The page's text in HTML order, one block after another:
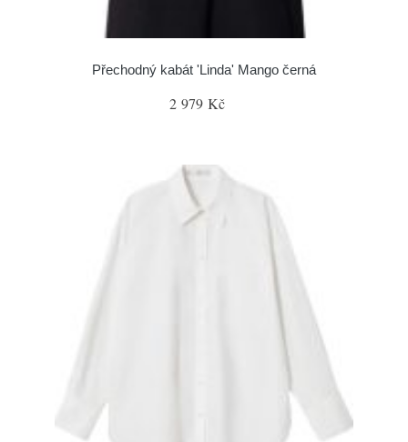
Přechodný kabát 'Linda' Mango černá
2 979 Kč